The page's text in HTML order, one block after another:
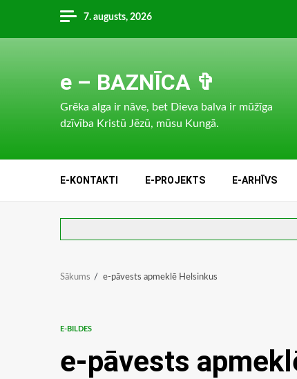
content
7. augusts, 2026
e – BAZNĪCA ✞
Grēka alga ir nāve, bet Dieva balva ir mūžīga
dzīvība Kristū Jēzū, mūsu Kungā.
E-KONTAKTI E-PROJEKTS E-ARHĪVS
Sākums e-pāvests apmeklē Helsinkus
E-BILDES
e-pāvests